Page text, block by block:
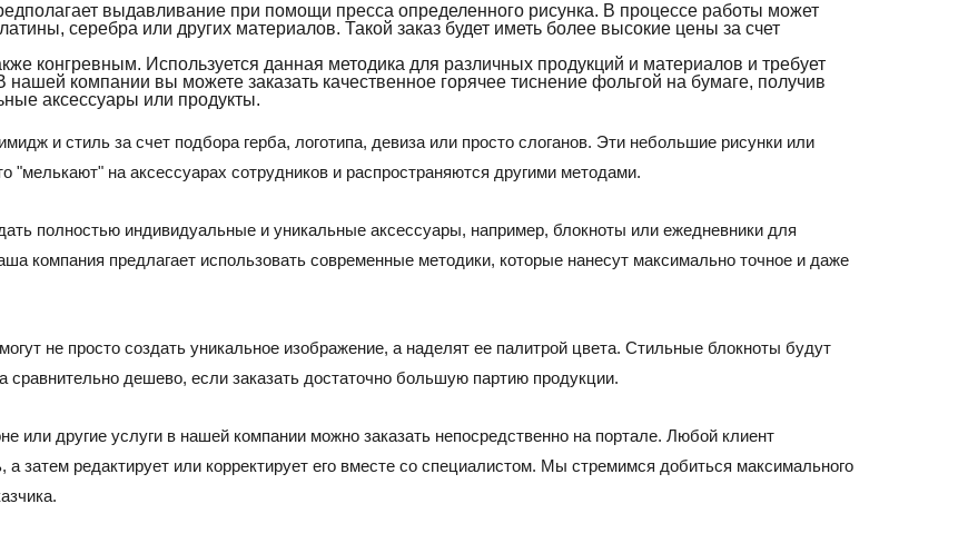
выдавливание при помощи пресса определенного рисунка. В процессе работы может
серебра или других материалов. Такой заказ будет иметь более высокие цены за счет
конгревным. Используется данная методика для различных продукций и материалов и требует
нашей компании вы можете заказать качественное горячее тиснение фольгой на бумаге, получив
аксессуары или продукты.
и стиль за счет подбора герба, логотипа, девиза или просто слоганов. Эти небольшие рисунки или
"мелькают" на аксессуарах сотрудников и распространяются другими методами.
полностью индивидуальные и уникальные аксессуары, например, блокноты или ежедневники для
компания предлагает использовать современные методики, которые нанесут максимально точное и даже
не просто создать уникальное изображение, а наделят ее палитрой цвета. Стильные блокноты будут
сравнительно дешево, если заказать достаточно большую партию продукции.
или другие услуги в нашей компании можно заказать непосредственно на портале. Любой клиент
затем редактирует или корректирует его вместе со специалистом. Мы стремимся добиться максимального